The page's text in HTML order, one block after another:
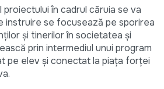
în cadrul căruia se va
instruire se focusează pe sporirea
și tinerilor în societatea și
prin intermediul unui program
pe elev și conectat la piața forței